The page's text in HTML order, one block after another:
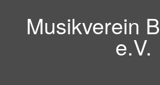
Musikverein
e.V.